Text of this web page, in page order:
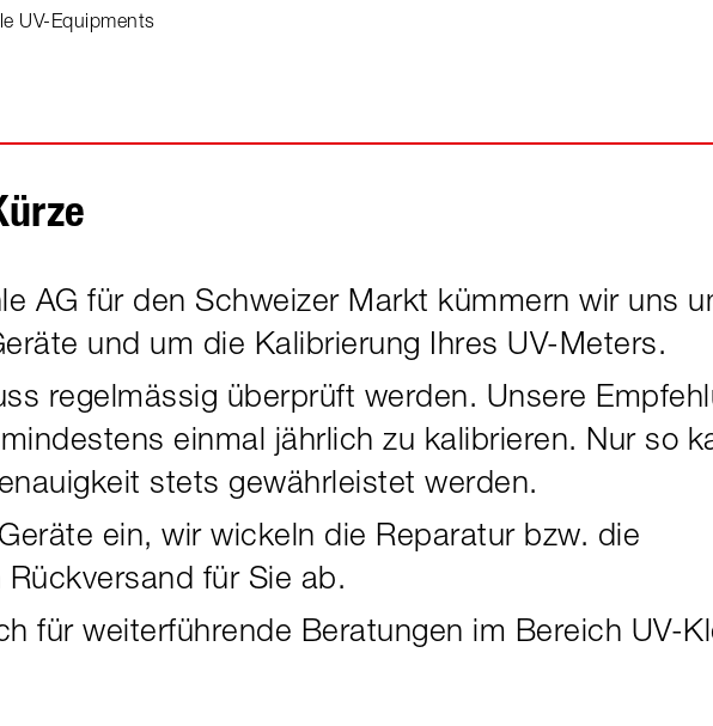
UV-Equipments
AG für den Schweizer Markt kümmern wir uns
und um die Kalibrierung Ihres UV-Meters.
regelmässig überprüft werden. Unsere
einmal jährlich zu kalibrieren. Nur so
stets gewährleistet werden.
ein, wir wickeln die Reparatur bzw. die
für Sie ab.
für weiterführende Beratungen im Bereich UV-